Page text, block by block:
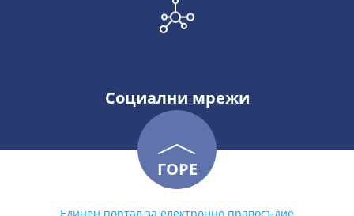
Социални мрежи
ГОРЕ